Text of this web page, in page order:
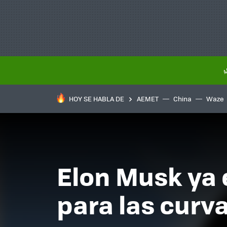
HOY SE HABLA DE AEMET China Waze
Elon Musk
para las